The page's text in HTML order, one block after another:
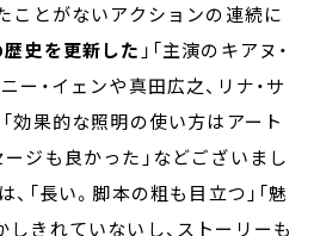
ことがないアクションの連続に
史を更新した 」「主演のキアヌ・
ー・イェンや真田広之、リナ・サ
効果的な照明の使い方はアート
ジも良かった」などございまし
「長い。脚本の粗も目立つ」「魅
きれていないし、ストーリーも